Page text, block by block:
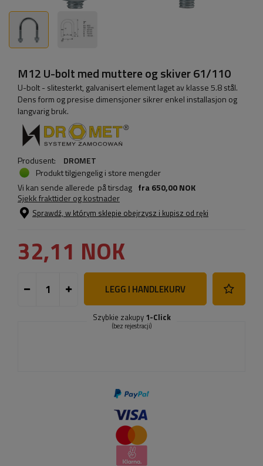
M12 U-bolt med muttere og skiver 61/110
U-bolt - slitesterkt, galvanisert element laget av klasse 5.8 stål.
Dens form og presise dimensjoner sikrer enkel installasjon og
langvarig bruk.
Produsent:
DROMET
Produkt tilgjengelig i store mengder
Vi kan sende allerede på tirsdag fra650,00 NOK
Sjekk frakttider og kostnader
Sprawdź, w którym sklepie obejrzysz i kupisz od ręki
32,11 NOK
LEGG I HANDLEKURV
Szybkie zakupy 1-Click
(bez rejestracji)